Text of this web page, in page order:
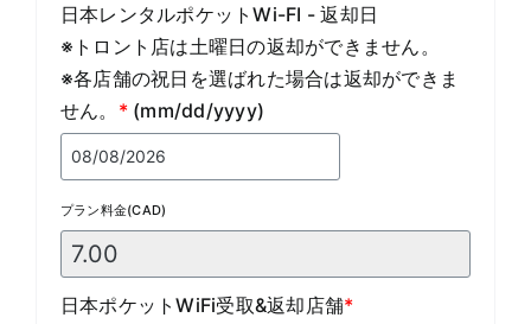
日本レンタルポケットWi-FI - 返却日
※トロント店は土曜日の返却ができません。
※各店舗の祝日を選ばれた場合は返却ができま
せん。 * (mm/dd/yyyy)
プラン料金(CAD)
日本ポケットWiFi受取&返却店舗*